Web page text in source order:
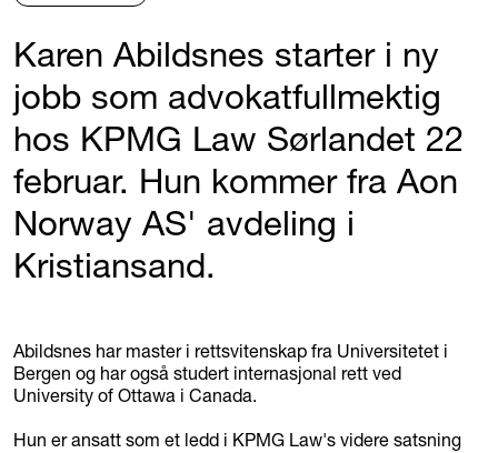
Karen Abildsnes starter i ny
jobb som advokatfullmektig
hos KPMG Law Sørlandet 22
februar. Hun kommer fra Aon
Norway AS' avdeling i
Kristiansand.
Abildsnes har master i rettsvitenskap fra Universitetet i
Bergen og har også studert internasjonal rett ved
University of Ottawa i Canada.
Hun er ansatt som et ledd i KPMG Law's videre satsning